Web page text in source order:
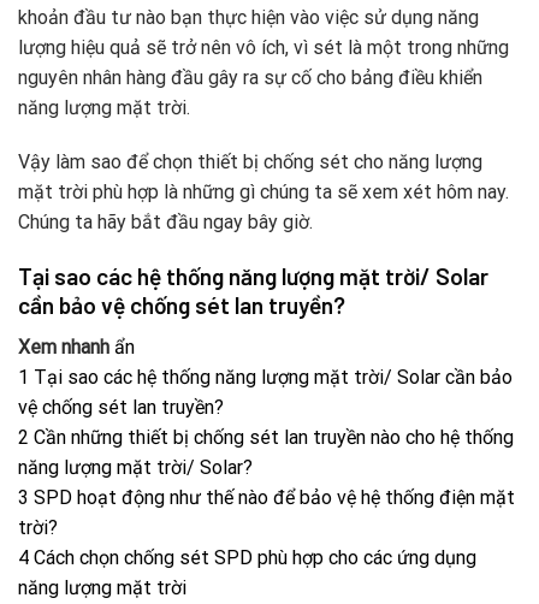
khoản đầu tư nào bạn thực hiện vào việc sử dụng năng
lượng hiệu quả sẽ trở nên vô ích, vì sét là một trong những
nguyên nhân hàng đầu gây ra sự cố cho bảng điều khiển
năng lượng mặt trời.
Vậy làm sao để chọn thiết bị chống sét cho năng lượng
mặt trời phù hợp là những gì chúng ta sẽ xem xét hôm nay.
Chúng ta hãy bắt đầu ngay bây giờ.
Tại sao các hệ thống năng lượng mặt trời/ Solar
cần bảo vệ chống sét lan truyền?
Xem nhanh ẩn
1 Tại sao các hệ thống năng lượng mặt trời/ Solar cần bảo
vệ chống sét lan truyền?
2 Cần những thiết bị chống sét lan truyền nào cho hệ thống
năng lượng mặt trời/ Solar?
3 SPD hoạt động như thế nào để bảo vệ hệ thống điện mặt
trời?
4 Cách chọn chống sét SPD phù hợp cho các ứng dụng
năng lượng mặt trời